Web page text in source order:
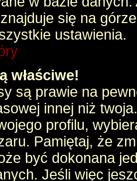
się na
ustawienia.
właściwe!
są prawie na
innej niż
profilu,
Pamiętaj, że
być dokonana
Jeśli więc